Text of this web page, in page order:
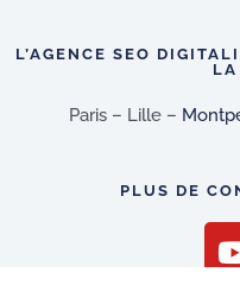
L’AGENCE SEO
LA
Paris – Lille –
PLUS DE